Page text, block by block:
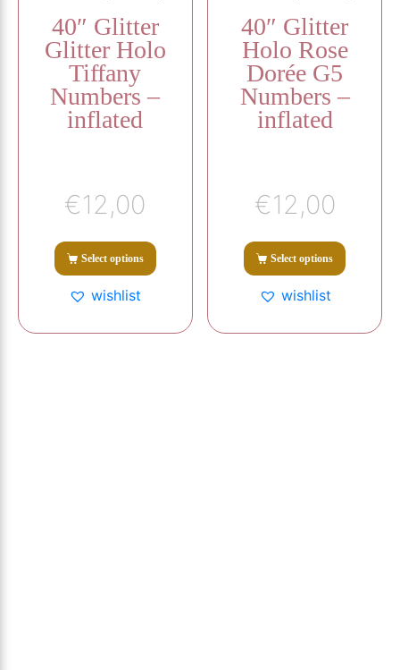
40″ Glitter
Glitter Holo
Tiffany
Numbers –
inflated
€12,00
Select options
wishlist
40″ Glitter
Holo Rose
Dorée G5
Numbers –
inflated
€12,00
Select options
wishlist